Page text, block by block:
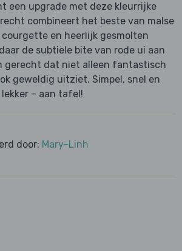
een upgrade met deze kleurrijke
combineert het beste van malse
en heerlijk gesmolten
de subtiele bite van rode ui aan
gerecht dat niet alleen fantastisch
geweldig uitziet. Simpel, snel en
– aan tafel!
door: Mary-Linh